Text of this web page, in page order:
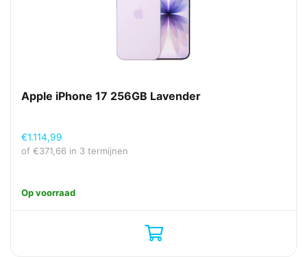
Apple iPhone 17 256GB Lavender
€1.114,99
of €371,66 in 3 termijnen
Op voorraad